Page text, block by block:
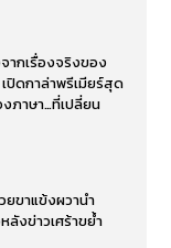
ากเรื่องจริงของ
ปิดกาล่าพรีเมียร์สุด
ภาษา…ที่เปลี่ยน
ยขาแข้งผวานำ
งข่าวเศร้าขย้ำ